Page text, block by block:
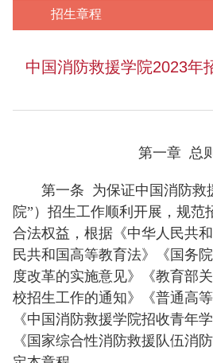
招生章程
中国消防救援学院2023年
第一章 总
第一条 为保证中国消防救
院”）招生工作顺利开展，规范
合法权益，根据《中华人民共
民共和国高等教育法》《国务
度改革的实施意见》《教育部
校招生工作的通知》《普通高
《中国消防救援学院招收青年
《国家综合性消防救援队伍消